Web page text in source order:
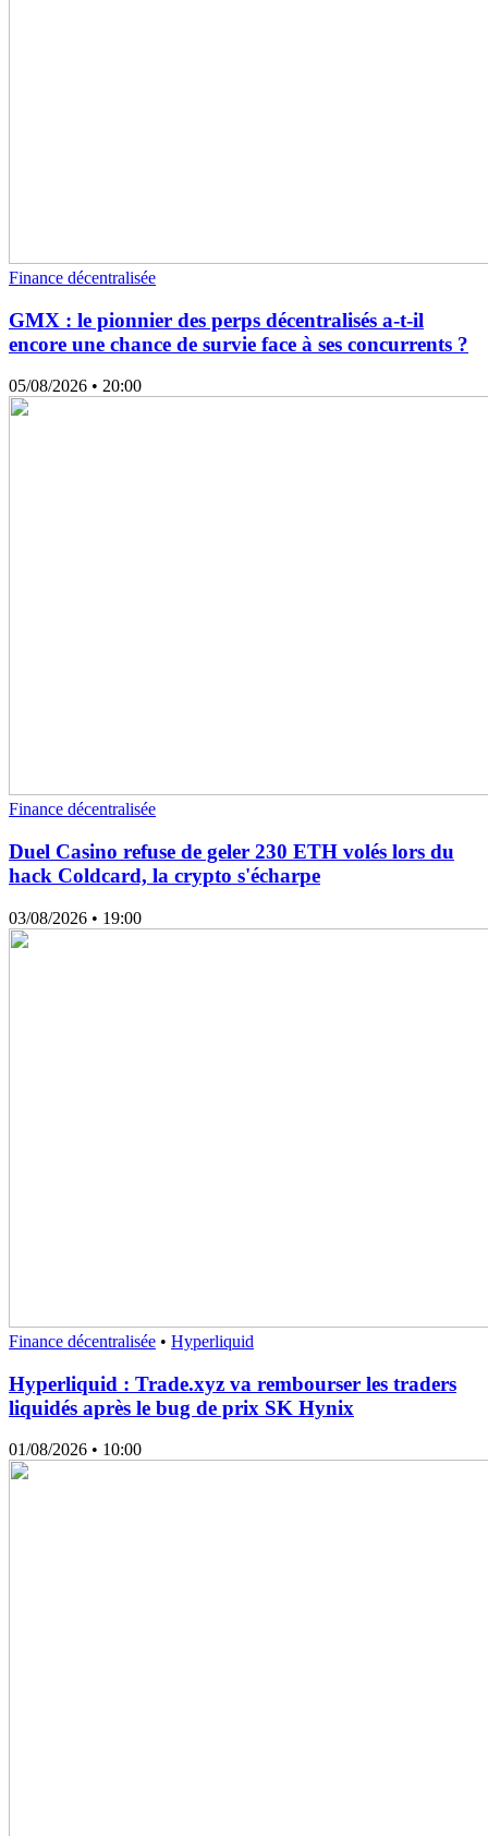
Finance décentralisée
GMX : le pionnier des perps décentralisés a-t-il
encore une chance de survie face à ses concurrents ?
05/08/2026 • 20:00
Finance décentralisée
Duel Casino refuse de geler 230 ETH volés lors du
hack Coldcard, la crypto s'écharpe
03/08/2026 • 19:00
Finance décentralisée • Hyperliquid
Hyperliquid : Trade.xyz va rembourser les traders
liquidés après le bug de prix SK Hynix
01/08/2026 • 10:00